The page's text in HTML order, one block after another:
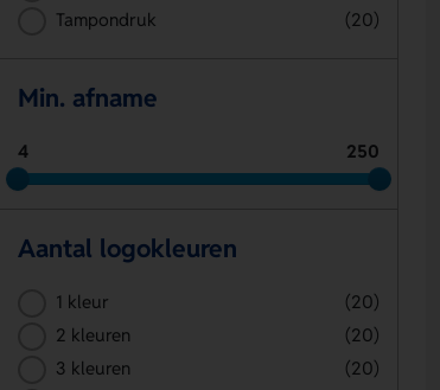
Tampondruk
(20)
Min. afname
4 250
Aantal logokleuren
1 kleur
(20)
2 kleuren
(20)
3 kleuren
(20)